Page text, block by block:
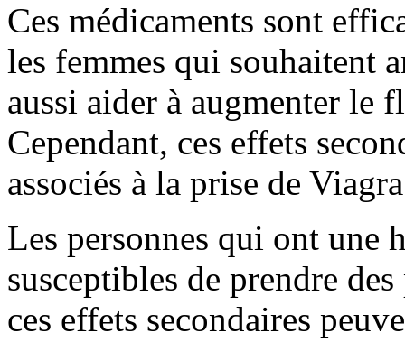
Ces médicaments sont
les femmes qui souhaitent
aussi aider à augmenter le
Cependant, ces effets
associés à la prise de
Les personnes qui ont une
susceptibles de prendre
ces effets secondaires